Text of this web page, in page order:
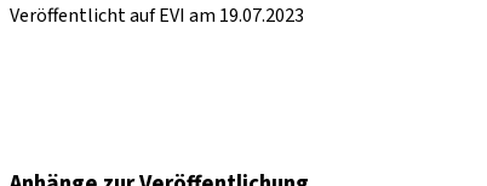
Veröffentlicht auf EVI am 19.07.2023